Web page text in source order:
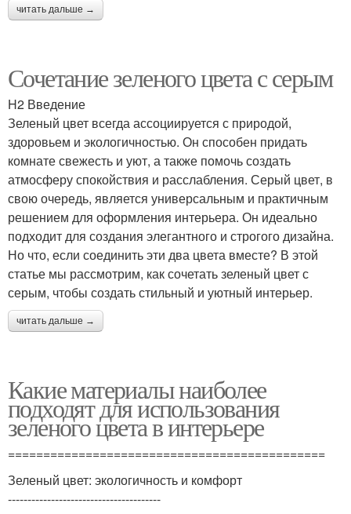
читать дальше →
Сочетание зеленого цвета с серым
H2 Введение
Зеленый цвет всегда ассоциируется с природой,
здоровьем и экологичностью. Он способен придать
комнате свежесть и уют, а также помочь создать
атмосферу спокойствия и расслабления. Серый цвет, в
свою очередь, является универсальным и практичным
решением для оформления интерьера. Он идеально
подходит для создания элегантного и строгого дизайна.
Но что, если соединить эти два цвета вместе? В этой
статье мы рассмотрим, как сочетать зеленый цвет с
серым, чтобы создать стильный и уютный интерьер.
читать дальше →
Какие материалы наиболее
подходят для использования
зеленого цвета в интерьере
=============================================
Зеленый цвет: экологичность и комфорт
---------------------------------------